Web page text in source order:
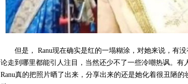
但是， Ranu现在确实是红的一塌糊涂，对她来说，有
论走到哪里都能引人注目，当然还少不了一些冷嘲热讽。有
Ranu真的把照片晒了出来，分享出来的还是她化着很丑陋